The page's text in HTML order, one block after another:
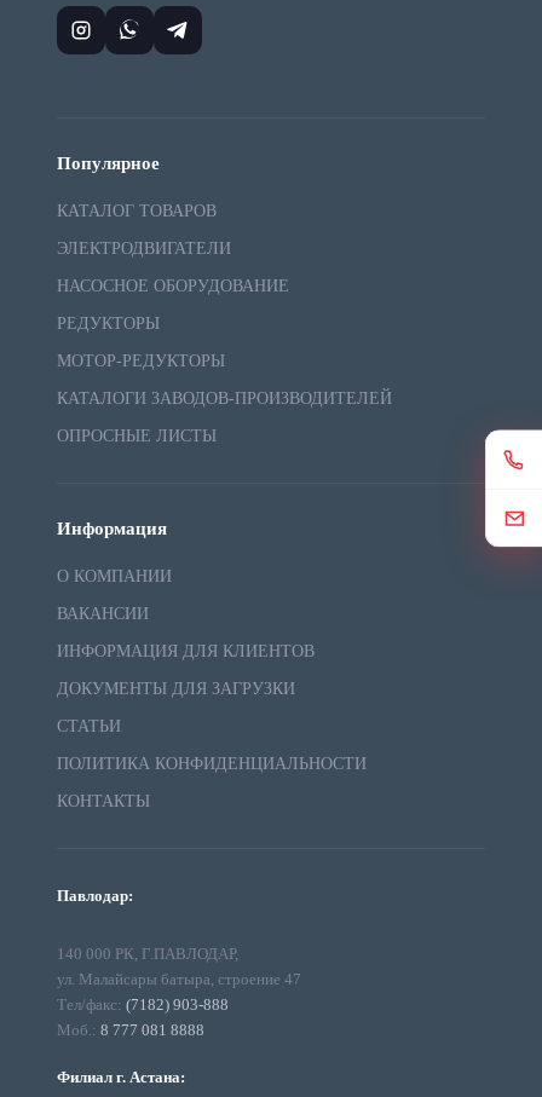
Популярное
КАТАЛОГ ТОВАРОВ
ЭЛЕКТРОДВИГАТЕЛИ
НАСОСНОЕ ОБОРУДОВАНИЕ
РЕДУКТОРЫ
МОТОР-РЕДУКТОРЫ
КАТАЛОГИ ЗАВОДОВ-ПРОИЗВОДИТЕЛЕЙ
ОПРОСНЫЕ ЛИСТЫ
Информация
О КОМПАНИИ
ВАКАНСИИ
ИНФОРМАЦИЯ ДЛЯ КЛИЕНТОВ
ДОКУМЕНТЫ ДЛЯ ЗАГРУЗКИ
СТАТЬИ
ПОЛИТИКА КОНФИДЕНЦИАЛЬНОСТИ
КОНТАКТЫ
Павлодар:
140 000 РК, Г.ПАВЛОДАР,
ул. Малайсары батыра, строение 47
Тел/факс: (7182) 903-888
Моб.: 8 777 081 8888
Филиал г. Астана: